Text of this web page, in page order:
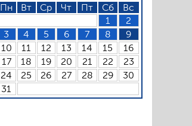
Пн Вт Ср Чт Пт Сб
Вс
1
2
3
4 5 6 7 8
9
10
11 12 13 14 15
16
17
18 19 20 21 22
23
24
25 26 27 28 29
30
31